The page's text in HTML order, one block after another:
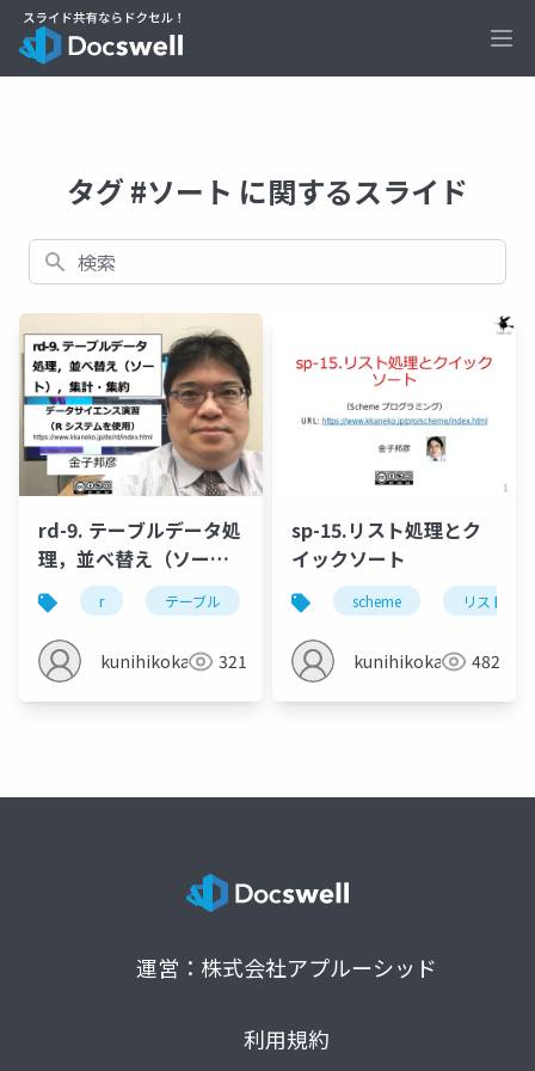
タグ #ソート に関するスライド
検索
rd-9. テーブルデータ処
理，並べ替え（ソー
ト），集計・集約
r テーブル ソート 集計・集約
kunihikokaneko321
sp-15.リスト処理とク
イックソート
scheme リスト
kunihikokaneko482
運営：株式会社アプルーシッド
利用規約